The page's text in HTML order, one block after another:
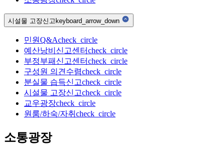
시설물 고장신고keyboard_arrow_down
민원Q&Acheck_circle
예산낭비신고센터check_circle
부정부패신고센터check_circle
구성원 의견수렴check_circle
분실물 습득신고check_circle
시설물 고장신고check_circle
교우광장check_circle
원룸/하숙/자취 check_circle
소통광장